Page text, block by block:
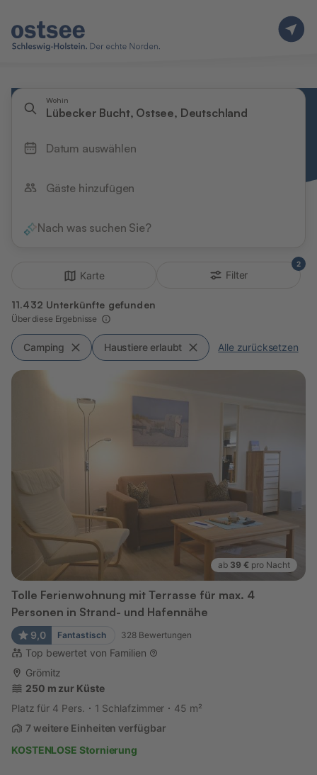
Wohin
Lübecker Bucht, Ostsee, Deutschland
Datum auswählen
Gäste hinzufügen
Nach was suchen Sie?
Karte
2
Filter
11.432 Unterkünfte gefunden
Über diese Ergebnisse
Camping Haustiere erlaubt Alle zurücksetzen
ab 39 € pro Nacht
Tolle Ferienwohnung mit Terrasse für max. 4
Personen in Strand- und Hafennähe
9,0 Fantastisch 328 Bewertungen
Top bewertet von Familien
Grömitz
250 m zur Küste
Platz für 4 Pers.
1 Schlafzimmer
45 m²
7 weitere Einheiten verfügbar
KOSTENLOSE Stornierung